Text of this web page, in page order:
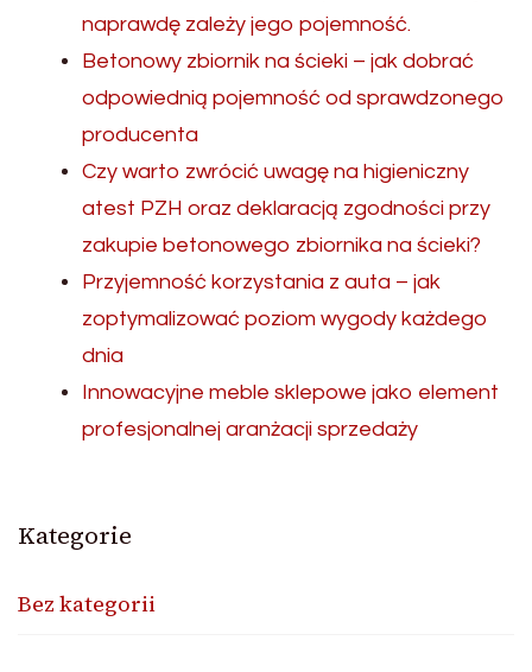
naprawdę zależy jego pojemność.
Betonowy zbiornik na ścieki – jak dobrać
odpowiednią pojemność od sprawdzonego
producenta
Czy warto zwrócić uwagę na higieniczny
atest PZH oraz deklaracją zgodności przy
zakupie betonowego zbiornika na ścieki?
Przyjemność korzystania z auta – jak
zoptymalizować poziom wygody każdego
dnia
Innowacyjne meble sklepowe jako element
profesjonalnej aranżacji sprzedaży
Kategorie
Bez kategorii